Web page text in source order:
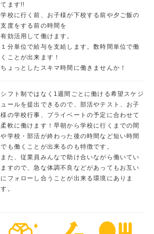
てます!!
学校に行く前、お子様が下校する前や夕ご飯の
支度をする前の時間を
有効活用して働けます。
１分単位で給与を支給します。数時間単位で働
くことが出来ます！
ちょっとしたスキマ時間に働きませんか！
シフト制ではなく1週間ごとに働ける希望スケジ
ュールを提出できるので、部活やテスト、お子
様の学校行事、プライベートの予定に合わせて
柔軟に働けます！早朝から学校に行くまでの間
や学校・部活が終わった後の時間など短い時間
でも働くことが出来るのも特徴です。
また、従業員みんなで助け合いながら働いてい
ますので、急な体調不良などがあってもお互い
にフォローし合うことが出来る環境にありま
す。